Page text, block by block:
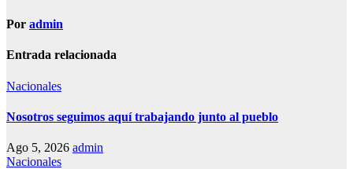
Por admin
Entrada relacionada
Nacionales
Nosotros seguimos aquí trabajando junto al pueblo
Ago 5, 2026 admin
Nacionales